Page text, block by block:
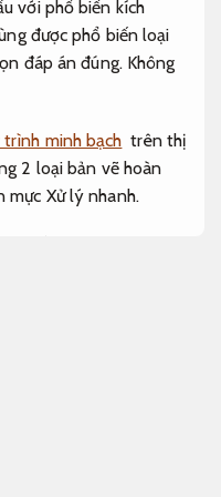
với phổ biến kích
được phổ biến loại
đáp án đúng. Không
minh bạch trên thị
2 loại bản vẽ hoàn
mực Xử lý nhanh.
dấu bản vẽ